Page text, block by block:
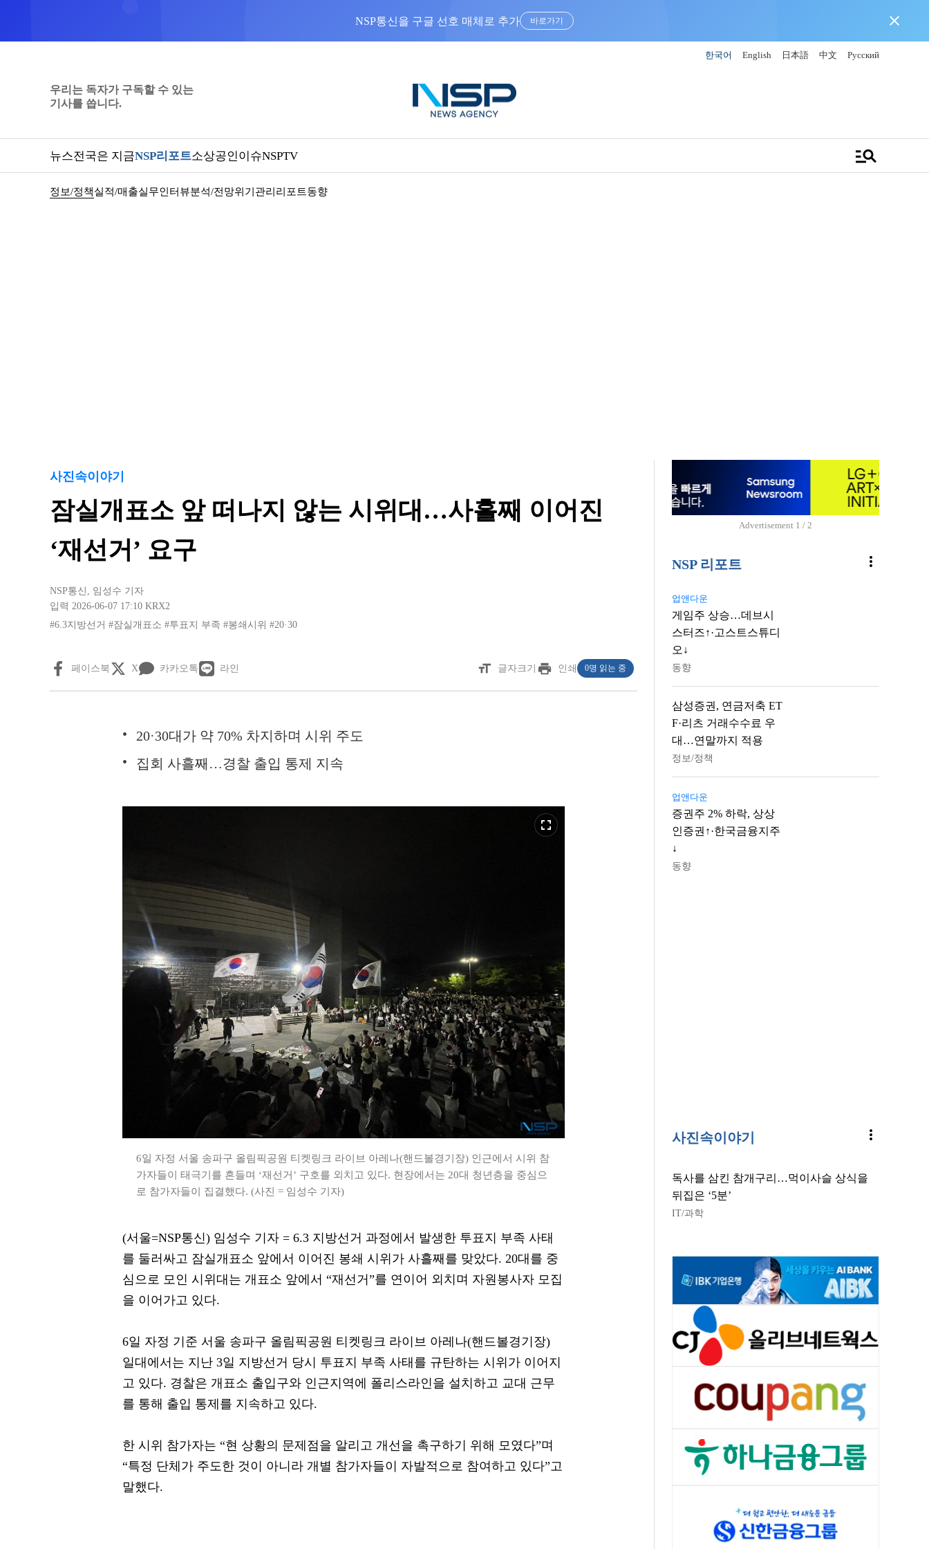
NSP통신을 구글 선호 매체로 추가 바로가기 close
한국어 English 日本語 中文 Русский
우리는 독자가 구독할 수 있는
기사를 씁니다.
뉴스전국은 지금NSP리포트소상공인이슈NSPTV manage_search
정보/정책실적/매출실무인터뷰분석/전망위기관리 리포트동향
사진속이야기
잠실개표소 앞 떠나지 않는 시위대…사흘째 이어진
‘재선거’ 요구
NSP통신 , 임성수 기자
입력 2026-06-07 17:10 KRX2
#6.3지방선거 #잠실개표소 #투표지 부족 #봉쇄시위 #20·30
페이스북 X 카카오톡 라인 format_size 글자크기 print 인쇄 0명 읽는 중
20·30대가 약 70% 차지하며 시위 주도
집회 사흘째…경찰 출입 통제 지속
fullscreen
6일 자정 서울 송파구 올림픽공원 티켓링크 라이브 아레나(핸드볼경기장) 인근에서 시위 참
가자들이 태극기를 흔들며 ‘재선거’ 구호를 외치고 있다. 현장에서는 20대 청년층을 중심으
로 참가자들이 집결했다. (사진 = 임성수 기자)
(서울=NSP통신) 임성수 기자 = 6.3 지방선거 과정에서 발생한 투표지 부족 사태
를 둘러싸고 잠실개표소 앞에서 이어진 봉쇄 시위가 사흘째를 맞았다. 20대를 중
심으로 모인 시위대는 개표소 앞에서 “재선거”를 연이어 외치며 자원봉사자 모집
을 이어가고 있다.
6일 자정 기준 서울 송파구 올림픽공원 티켓링크 라이브 아레나(핸드볼경기장)
일대에서는 지난 3일 지방선거 당시 투표지 부족 사태를 규탄하는 시위가 이어지
고 있다. 경찰은 개표소 출입구와 인근지역에 폴리스라인을 설치하고 교대 근무
를 통해 출입 통제를 지속하고 있다.
한 시위 참가자는 “현 상황의 문제점을 알리고 개선을 촉구하기 위해 모였다”며
“특정 단체가 주도한 것이 아니라 개별 참가자들이 자발적으로 참여하고 있다”고
말했다.
Advertisement 1 / 2
NSP 리포트 more_vert
업앤다운
게임주 상승…데브시
스터즈↑·고스트스튜디
오↓
동향
삼성증권, 연금저축 ET
F·리츠 거래수수료 우
대…연말까지 적용
정보/정책
업앤다운
증권주 2% 하락, 상상
인증권↑·한국금융지주
↓
동향
사진속이야기 more_vert
독사를 삼킨 참개구리…먹이사슬 상식을
뒤집은 ‘5분’
IT/과학